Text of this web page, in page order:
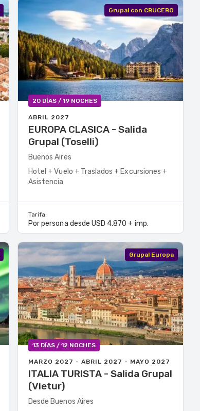
Grupal con CRUCERO
20 DÍAS / 19 NOCHES
ABRIL 2027
EUROPA CLASICA - Salida
Grupal (Toselli)
Buenos Aires
Hotel + Vuelo + Traslados + Excursiones +
Asistencia
Tarifa:
Por persona desde USD 4.870 + imp.
Grupal Europa
13 DÍAS / 12 NOCHES
MARZO 2027 - ABRIL 2027 - MAYO 2027
ITALIA TURISTA - Salida Grupal
(Vietur)
Desde Buenos Aires